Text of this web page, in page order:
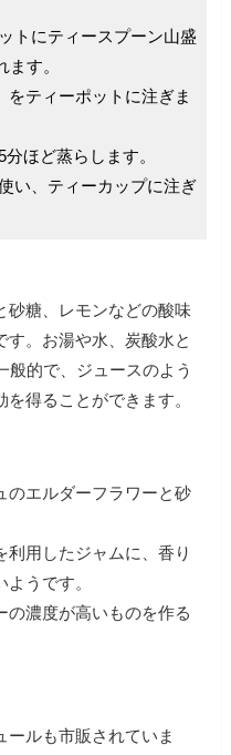
トにティースプーン山盛
す。
ティーポットに注ぎま
ほど蒸らします。
い、ティーカップに注ぎ
砂糖、レモンなどの酸味
。お湯や水、炭酸水と
般的で、ジュースのよう
得ることができます。
のエルダーフラワーと砂
利用したジャムに、香り
うです。
の濃度が高いものを作る
ールも市販されていま